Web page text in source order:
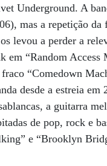
Underground. A
mas a repetição
levou a perder a
em “Random Access
“Comedown
desde a estreia
a guitarra
de pop, rock e
e “Brooklyn